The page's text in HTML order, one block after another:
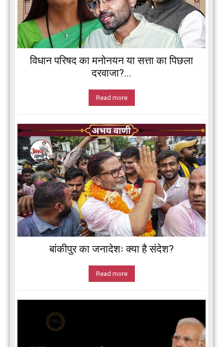
विधान परिषद का मनोनयन या सत्ता का पिछला
दरवाजा?...
Read more
बांकीपुर का जनादेशः क्या है संदेश?
Read more